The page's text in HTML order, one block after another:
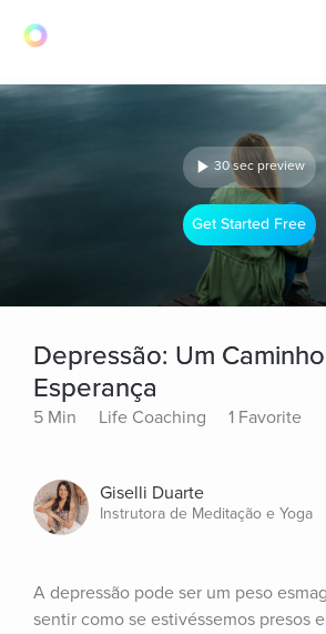
30 sec preview
Get Started Free
Depressão: Um
Esperança
5 Min Life Coaching 1 Favorite
Giselli Duarte
Instrutora de Meditação e Yoga
A depressão pode ser um peso
sentir como se estivéssemos presos